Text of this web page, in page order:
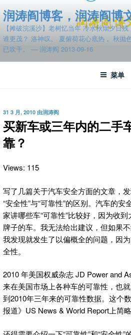
至
容
润涛阎博客，润涛阎博
【摊破浣溪沙】老树忆当年 冷水秋烟夕日
谁更茂？ 洛神叹。 夏俯荷花心底热， 秋抛
已吹干。 — 润涛阎 2013-09-16
菜单
发
布
于
31 3 月, 2010 由润涛阎
买新车或三年内的二手
靠？
Views: 115
写了几篇关于汽车安全方面的文章，
“安全性”与“可靠性”的区别。汽车的
家讲哪些车“可靠性”比较好，因为收
牌子的车。我无法给出建议，但如果不
我发现就发生了以偏概全的问题，因
全性。
2010 年美国权威杂志 JD Power and
来在美国市场上各种车的可靠性，也
到2010年三年来的可靠性数据。这个
报道》US News & World Report上简略